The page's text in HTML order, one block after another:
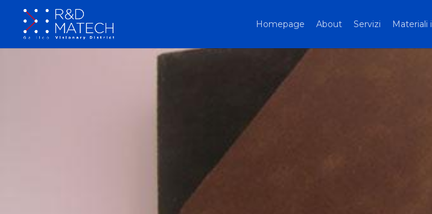
Homepage About Servizi Materiali